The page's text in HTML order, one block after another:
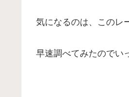
気になるのは、このレ
早速調べてみたのでい